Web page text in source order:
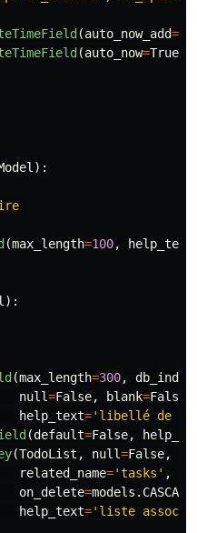
(auto_now_add=
(auto_now=True
):
(max_length=100, help_text
):
(max_length=300, db_index
null=False, blank=False
help_text=' libellé de la
(default=False,
(TodoList , null=False,
related_name='tasks ' ,
on_delete=models . CASCADE
help_text=' liste